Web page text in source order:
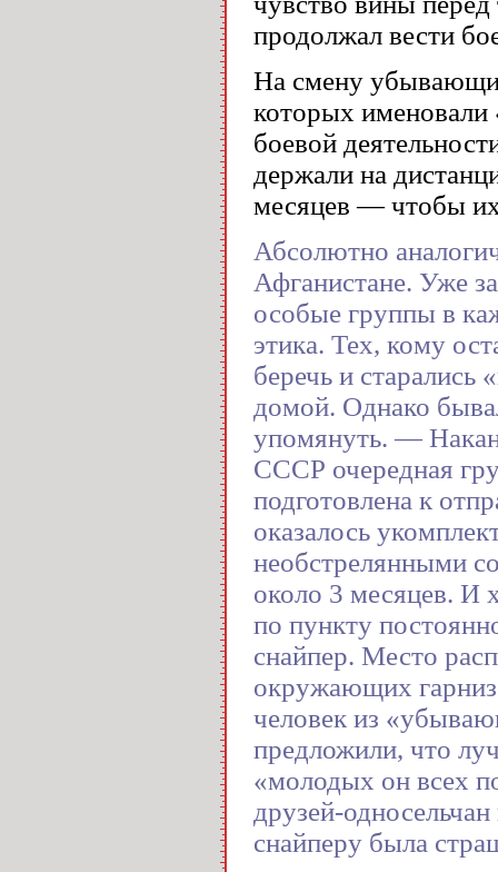
продолжал вести
На смену
которых
боевой
держали на
месяцев — чтобы
Абсолютно
Афганистане. Уже
особые группы в
этика. Тех, кому
беречь и старались
домой. Однако
упомянуть. —
СССР очередная
подготовлена к
оказалось
необстрелянными
около 3 месяцев. И
по пункту
снайпер. Место
окружающих
человек из
предложили, что
«молодых он всех
друзей-
снайперу была